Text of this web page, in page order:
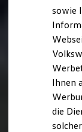
Mehr
sowie
Ihnen
die